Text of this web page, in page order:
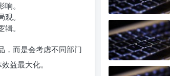
。
。
。
，而是会考虑不同部门
益最大化。